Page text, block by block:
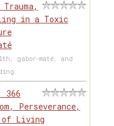
in a Toxic
gabor-maté, and
366
Perseverance,
of Living